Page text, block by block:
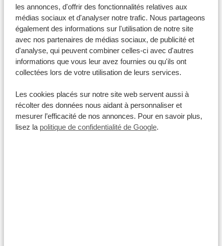
les annonces, d'offrir des fonctionnalités relatives aux
médias sociaux et d'analyser notre trafic. Nous partageons
également des informations sur l'utilisation de notre site
avec nos partenaires de médias sociaux, de publicité et
d'analyse, qui peuvent combiner celles-ci avec d'autres
informations que vous leur avez fournies ou qu'ils ont
collectées lors de votre utilisation de leurs services.
Les cookies placés sur notre site web servent aussi à
récolter des données nous aidant à personnaliser et
mesurer l’efficacité de nos annonces. Pour en savoir plus,
lisez la politique de confidentialité de Google.
VOIR CE VOYAGE
Kenya
À PARTIR DE 965 €
5 JOURS KENYA : UN BEAU ROAD
TRIP
Paradis des oiseaux